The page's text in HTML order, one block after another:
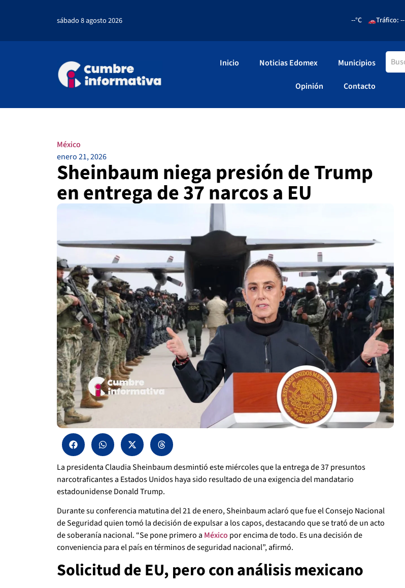
sábado 8 agosto 2026 --°C Tráfico: --
Inicio Noticias Edomex Municipios
Opinión Contacto
México
enero 21, 2026
Sheinbaum niega presión de Trump
en entrega de 37 narcos a EU
La presidenta Claudia Sheinbaum desmintió este miércoles que la entrega de 37 presuntos
narcotraficantes a Estados Unidos haya sido resultado de una exigencia del mandatario
estadounidense Donald Trump.
Durante su conferencia matutina del 21 de enero, Sheinbaum aclaró que fue el Consejo Nacional
de Seguridad quien tomó la decisión de expulsar a los capos, destacando que se trató de un acto
de soberanía nacional. “Se pone primero a México por encima de todo. Es una decisión de
conveniencia para el país en términos de seguridad nacional”, afirmó.
Solicitud de EU, pero con análisis mexicano